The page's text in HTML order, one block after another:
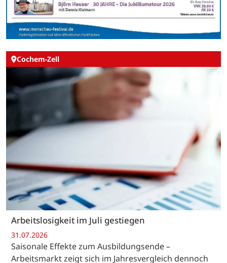
Cochem-Zell
Arbeitslosigkeit im Juli gestiegen
31.07.2026
Saisonale Effekte zum Ausbildungsende –
Arbeitsmarkt zeigt sich im Jahresvergleich dennoch